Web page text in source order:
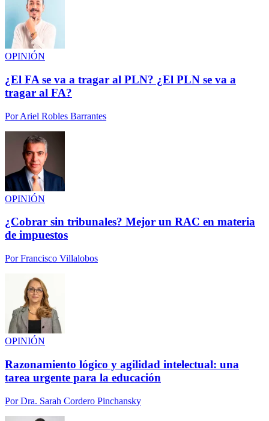
OPINIÓN
¿El FA se va a tragar al PLN? ¿El PLN se va a
tragar al FA?
PorAriel Robles Barrantes
OPINIÓN
¿Cobrar sin tribunales? Mejor un RAC en materia
de impuestos
PorFrancisco Villalobos
OPINIÓN
Razonamiento lógico y agilidad intelectual: una
tarea urgente para la educación
PorDra. Sarah Cordero Pinchansky